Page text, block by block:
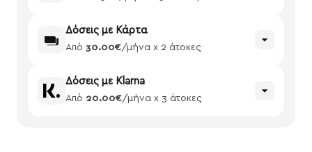
Δόσεις με Κάρτα
Από 30.00€/μήνα x 2 άτοκες
Δόσεις με Klarna
Από 20.00€/μήνα x 3 άτοκες